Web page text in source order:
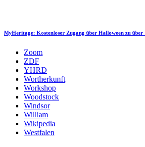
MyHeritage: Kostenloser Zugang über Halloween zu
Zoom
ZDF
YHRD
Wortherkunft
Workshop
Woodstock
Windsor
William
Wikipedia
Westfalen